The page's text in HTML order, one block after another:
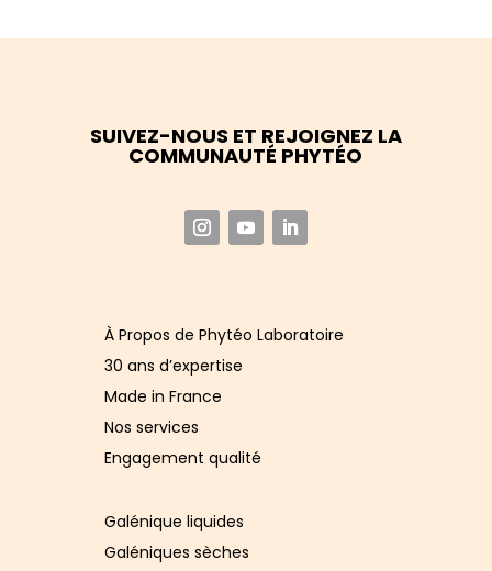
SUIVEZ-NOUS ET REJOIGNEZ LA
COMMUNAUTÉ PHYTÉO
​À Propos de Phytéo Laboratoire
30 ans d’expertise
Made in France
Nos services
Engagement qualité
Galénique liquides
Galéniques sèches